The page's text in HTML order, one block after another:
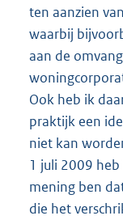
ten aanzien
waarbij
aan de
Ook heb ik
praktijk een
niet kan
1 juli 2009
mening ben
die het